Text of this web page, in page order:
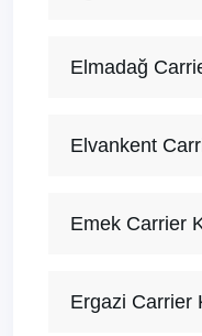
Elmadağ
Elvankent
Emek Carrier
Ergazi Carrier